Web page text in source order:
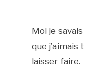
Moi je
que j’aimais
laisser faire.